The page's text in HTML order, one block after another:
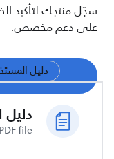
سجّل منتجك لتأكيد
على دعم مخصص.
دليل
PDF file